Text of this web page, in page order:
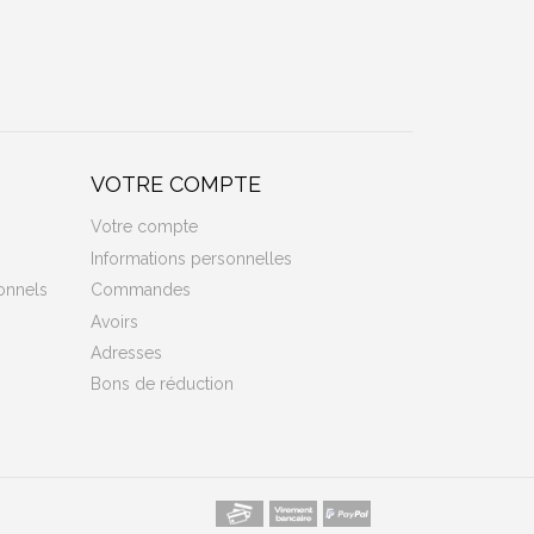
VOTRE COMPTE
Votre compte
Informations personnelles
Commandes
Avoirs
Adresses
Bons de réduction